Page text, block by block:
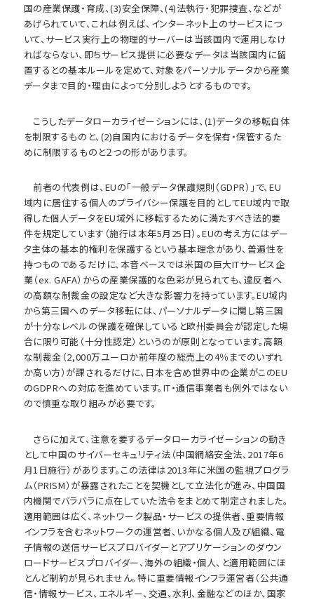
国の産業保護・育成、(3)安全保障、(4)法執行・犯罪捜査、などが
あげられていて、これは例えば、インターネット上のサービスにつ
いて、サービス実行上の物理的サーバーは当該国内で運用しなけ
ればならない、即ちサービス提供に必要なデータは当該国内に留
置するとの基本ルールを定めて、対象をパーソナルデータから産業
データまで目的・理由によって分別しようとするものです。
こうしたデータローカライゼーションには、(1)データの移転自体
を制限するものと、(2)自国内におけるデータを保有・保管するた
めに制限するものと２つの形があります。
前者の代表例は、EUの「一般データ保護規則（GDPR）」で、EU
域内に居住する個人のプライバシー保護を目的としてEU域内で取
得した個人データをEU域外に移転するために満たすべき法的要
件を規定しています（施行は本年5月25日）。EUの考え方にはデー
タ主体の基本的権利を保護するという基本理念があり、普遍性を
持つものであるだけに、本音ベースでは米国の巨大ITサービス企
業（ex. GAFA）からの産業保護的な色彩が見られても、違反者へ
の高額な制裁金の設定など大きな影響力を持っています。EU域内
から第三国へのデータ移転には、パーソナルデータに関し第三国
が十分なレベルの保護を確保していると欧州委員会が認定した場
合に限り可能（十分性認定）というのが原則となっています。高額
な制裁金（2,000万ユーロか前年度の総売上の4％までのいずれ
か高い方）が課されるだけに、日本を含め世界中の企業がこのEU
のGDPRへの対応を進めています。IT・通信事業者も例外ではない
ので慎重な取り組みが必要です。
さらに加えて、注意を要するデータローカライゼーションの動き
として中国のサイバーセキュリティ法（中国網絡安全法、2017年6
月1日施行）があります。この法律は2013年に米国の監視プログラ
ム（PRISM）が暴露されたことを契機として立法化が進み、中国国
内機関でバラバラに点在していた法令をまとめて制定されました。
適用範囲は広く、ネットワーク製品・サービスの提供者、重要情報
インフラを含むネットワークの運営者、いかなる個人及び組織、電
子情報の送信サービスプロバイダーとアプリケーションのダウン
ロードサービスプロバイダー、海外の組織・個人、と適用範囲にほ
とんど制約が見られません。特に重要情報インフラ運営者（公共通
信・情報サービス、エネルギー、交通、水利、金融などのほか、国家